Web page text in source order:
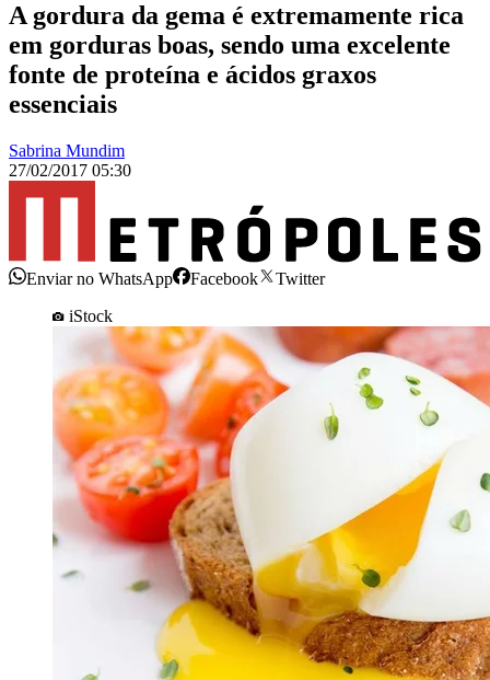
A gordura da gema é extremamente rica
em gorduras boas, sendo uma excelente
fonte de proteína e ácidos graxos
essenciais
Sabrina Mundim
27/02/2017 05:30
Enviar no WhatsApp Facebook
Twitter
iStock